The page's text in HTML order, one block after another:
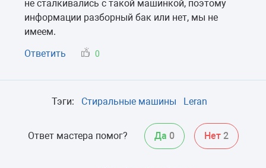
не сталкивались с такой машинкой, поэтому
информации разборный бак или нет, мы не
имеем.
Ответить
0
Тэги: Стиральные машины Leran
Ответ мастера помог? Да 0 Нет 2